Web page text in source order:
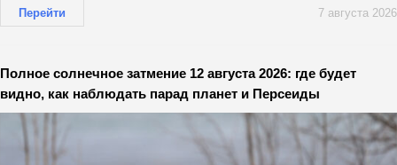
Перейти 7 августа 2026
Полное солнечное затмение 12 августа 2026: где будет
видно, как наблюдать парад планет и Персеиды